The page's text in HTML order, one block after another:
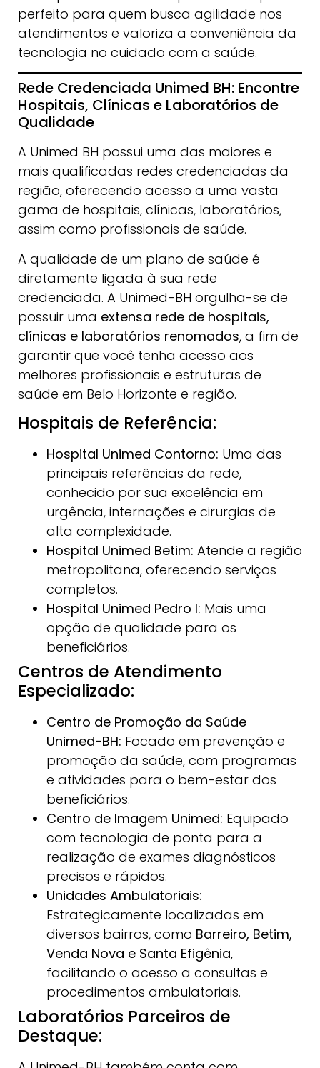
perfeito para quem busca agilidade nos
atendimentos e valoriza a conveniência da
tecnologia no cuidado com a saúde.
Rede Credenciada Unimed BH: Encontre
Hospitais, Clínicas e Laboratórios de
Qualidade
A Unimed BH possui uma das maiores e
mais qualificadas redes credenciadas da
região, oferecendo acesso a uma vasta
gama de hospitais, clínicas, laboratórios,
assim como profissionais de saúde.
A qualidade de um plano de saúde é
diretamente ligada à sua rede
credenciada. A Unimed-BH orgulha-se de
possuir uma extensa rede de hospitais,
clínicas e laboratórios renomados, a fim de
garantir que você tenha acesso aos
melhores profissionais e estruturas de
saúde em Belo Horizonte e região.
Hospitais de Referência:
Hospital Unimed Contorno: Uma das
principais referências da rede,
conhecido por sua excelência em
urgência, internações e cirurgias de
alta complexidade.
Hospital Unimed Betim: Atende a região
metropolitana, oferecendo serviços
completos.
Hospital Unimed Pedro I: Mais uma
opção de qualidade para os
beneficiários.
Centros de Atendimento
Especializado:
Centro de Promoção da Saúde
Unimed-BH: Focado em prevenção e
promoção da saúde, com programas
e atividades para o bem-estar dos
beneficiários.
Centro de Imagem Unimed: Equipado
com tecnologia de ponta para a
realização de exames diagnósticos
precisos e rápidos.
Unidades Ambulatoriais:
Estrategicamente localizadas em
diversos bairros, como Barreiro, Betim,
Venda Nova e Santa Efigênia,
facilitando o acesso a consultas e
procedimentos ambulatoriais.
Laboratórios Parceiros de
Destaque: